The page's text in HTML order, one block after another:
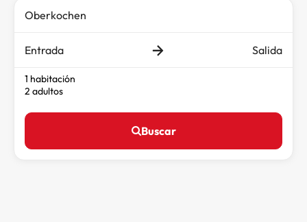
Entrada Salida
1 habitación
2 adultos
Buscar